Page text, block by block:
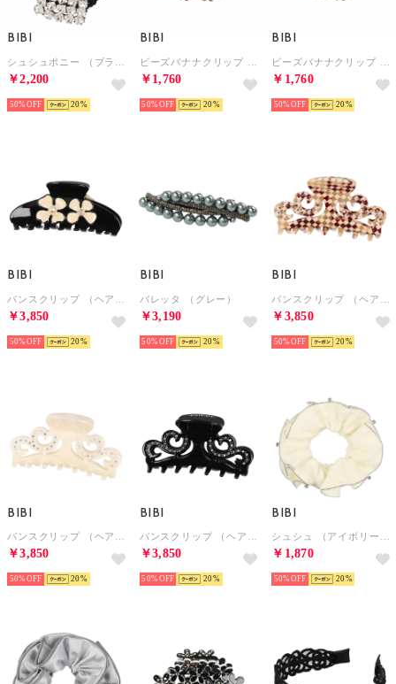
BIBI
￥2,200
50% 20
BIBI
￥1,760
50% 20
BIBI
￥1,760
50% 20
BIBI
￥3,850
50% 20
BIBI
バレッタ （グレー）
￥3,190
50% 20
BIBI
￥3,850
50% 20
BIBI
￥3,850
50% 20
BIBI
￥3,850
50% 20
BIBI
￥1,870
50% 20